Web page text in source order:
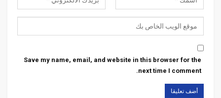
Save my name, email, and website in this browser for the
next time I comment.